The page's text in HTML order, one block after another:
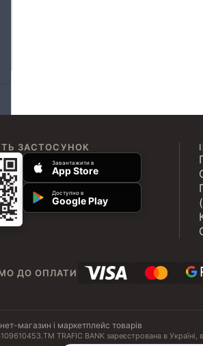
ЗАСТОСУНОК
Завантажити в
App Store
Доступно в
Google Play
ДО ОПЛАТИ
магазин і маркетплейс товарів
ТМ TRAFIC BANK зареєстрована в